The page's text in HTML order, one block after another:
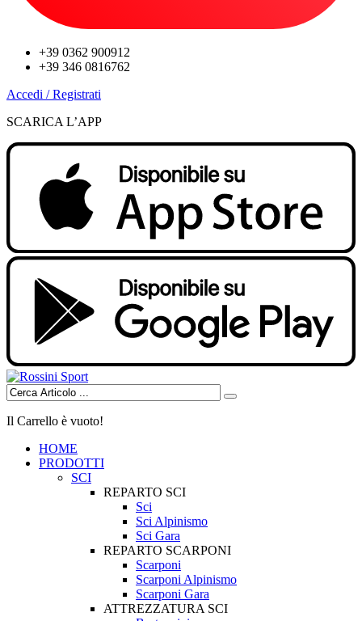
+39 0362 900912
+39 346 0816762
Accedi / Registrati
SCARICA L’APP
Il Carrello è vuoto!
HOME
PRODOTTI
SCI
REPARTO SCI
Sci
Sci Alpinismo
Sci Gara
REPARTO SCARPONI
Scarponi
Scarponi Alpinismo
Scarponi Gara
ATTREZZATURA SCI